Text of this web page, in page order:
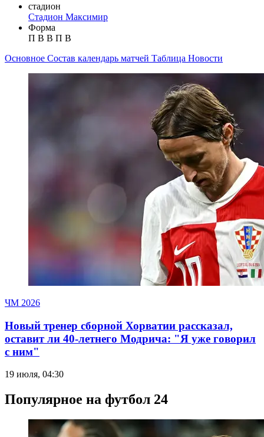
стадион
Стадион Максимир
Форма
П В В П В
Основное Состав календарь матчей Таблица Новости
ЧМ 2026
Новый тренер сборной Хорватии рассказал,
оставит ли 40-летнего Модрича: "Я уже говорил
с ним"
19 июля, 04:30
Популярное на футбол 24